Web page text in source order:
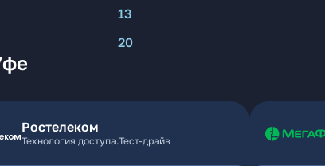
13
20
Ростелеком
Технология доступа.Тест-драйв